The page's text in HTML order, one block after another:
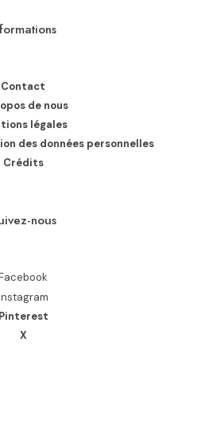
Contact
de nous
légales
des données personnelles
Crédits
nous
Pinterest
X